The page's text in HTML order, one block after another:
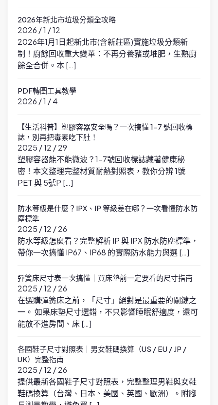
2026年新北市垃圾分類全攻略
2026 / 1 / 12
2026年1月1日起新北市(含新莊區)實施垃圾分類新
制！廚餘回收重大變革：不再分養豬或堆肥，生熟廚
餘全合併。本 […]
PDF轉圖工具教學
2026 / 1 / 4
【生活科普】塑膠容器安全嗎？一次搞懂 1-7 號回收標
誌，別再把毒素吃下肚！
2025 / 12 / 29
塑膠容器能不能微波？1-7號回收標誌藏著健康秘
密！本文整理完整材質耐熱對照表，教你分辨 1號
PET 與 5號P […]
防水等級是什麼？IPX、IP 等級差在哪？一次看懂防水防
塵標準
2025 / 12 / 26
防水等級怎麼看？完整解析 IP 與 IPX 防水防塵標準，
帶你一次搞懂 IP67、IP68 的實際防水能力與選 […]
彈簧床尺寸表一次搞懂｜買床墊前一定要看的尺寸指南
2025 / 12 / 26
在選購彈簧床之前，「尺寸」絕對是最重要的關鍵之
一。 如果床墊尺寸選錯，不只影響睡眠舒適度，還可
能放不進房間、床 […]
各國鞋子尺寸對照表｜男女鞋碼換算（US / EU / JP /
UK）完整指南
2025 / 12 / 26
提供最新各國鞋子尺寸對照表，完整整理男鞋與女鞋
鞋碼換算（台灣、日本、美國、英國、歐洲）。附腳